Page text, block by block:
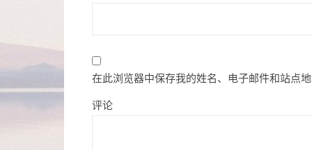
在此浏览器中保存我的姓名、电子邮件和站点
评论